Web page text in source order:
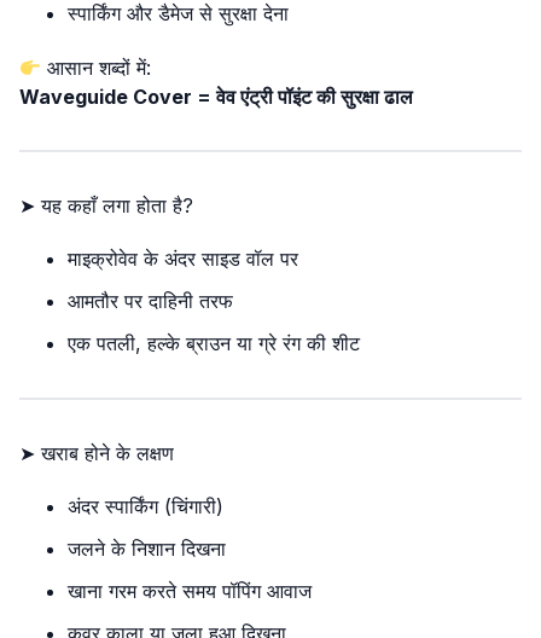
स्पार्किंग और डैमेज से सुरक्षा देना
आसान शब्दों में:
Waveguide Cover = वेव एंट्री पॉइंट की सुरक्षा ढाल
➤ यह कहाँ लगा होता है?
माइक्रोवेव के अंदर साइड वॉल पर
आमतौर पर दाहिनी तरफ
एक पतली, हल्के ब्राउन या ग्रे रंग की शीट
➤ खराब होने के लक्षण
अंदर स्पार्किंग (चिंगारी)
जलने के निशान दिखना
खाना गरम करते समय पॉपिंग आवाज
कवर काला या जला हुआ दिखना